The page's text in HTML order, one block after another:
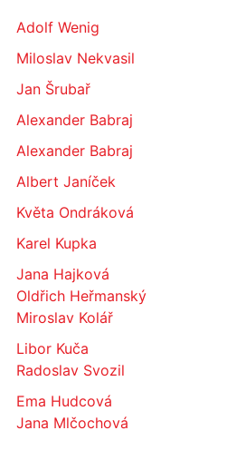
Adolf Wenig
Miloslav Nekvasil
Jan Šrubař
Alexander Babraj
Alexander Babraj
Albert Janíček
Květa Ondráková
Karel Kupka
Jana Hajková
Oldřich Heřmanský
Miroslav Kolář
Libor Kuča
Radoslav Svozil
Ema Hudcová
Jana Mlčochová